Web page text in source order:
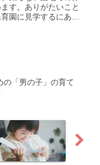
す。ありがたいこと
園に見学するにあた
の「男の子」の育て